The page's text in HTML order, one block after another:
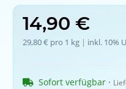
14,90 €
29,80 € pro 1 kg | inkl. 10%
Sofort verfügbar ·